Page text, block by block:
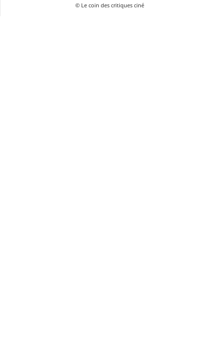
© Le coin des critiques ciné